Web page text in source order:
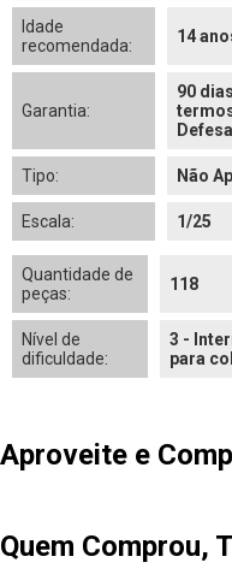
Idade
recomendada:
14
Garantia:
90
Tipo: Não
Escala: 1/25
Quantidade de
peças:
118
Nível de
dificuldade:
3 -
para
Aproveite e
Quem Comprou,